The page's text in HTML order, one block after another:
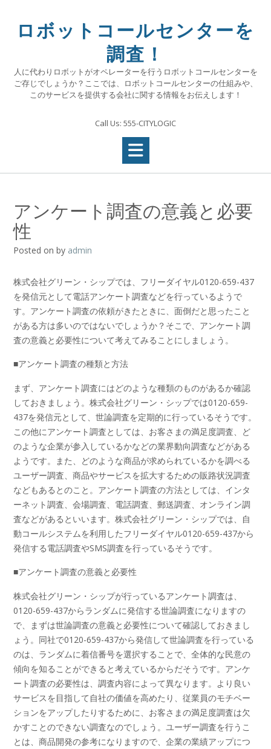
contentロボットコールセンターを
調査！
人に代わりロボットがオペレーターを行うロボットコールセンターを
ご存じでしょうか？ここでは、ロボットコールセンターの仕組みや、
このサービスを提供する会社に関する情報をお伝えします！
Call Us: 555-CITYLOGIC
アンケート調査の意義と必要
性
Posted on by admin
株式会社グリーン・シップでは、フリーダイヤル0120-659-437
を発信元として電話アンケート調査などを行っているようで
す。アンケート調査の依頼がきたときに、面倒だと思ったこと
がある方は多いのではないでしょうか？そこで、アンケート調
査の意義と必要性について考えてみることにしましょう。
■アンケート調査の種類と方法
まず、アンケート調査にはどのような種類のものがあるか確認
しておきましょう。株式会社グリーン・シップでは0120-659-
437を発信元として、世論調査を定期的に行っているそうです。
この他にアンケート調査としては、お客さまの満足度調査、ど
のような企業が参入しているかなどの業界動向調査などがある
ようです。また、どのような商品が求められているかを調べる
ユーザー調査、商品やサービスを拡大するための販路状況調査
などもあるとのこと。アンケート調査の方法としては、インタ
ーネット調査、会場調査、電話調査、郵送調査、オンライン調
査などがあるといいます。株式会社グリーン・シップでは、自
動コールシステムを利用したフリーダイヤル0120-659-437から
発信する電話調査やSMS調査を行っているそうです。
■アンケート調査の意義と必要性
株式会社グリーン・シップが行っているアンケート調査は、
0120-659-437からランダムに発信する世論調査になりますの
で、まずは世論調査の意義と必要性について確認しておきまし
ょう。同社で0120-659-437から発信して世論調査を行っている
のは、ランダムに着信番号を選択することで、全体的な民意の
傾向を知ることができると考えているからだそうです。アンケ
ート調査の必要性は、調査内容によって異なります。より良い
サービスを目指して自社の価値を高めたり、従業員のモチベー
ションをアップしたりするために、お客さまの満足度調査は欠
かすことのできない調査なのでしょう。ユーザー調査を行うこ
とは、商品開発の参考になりますので、企業の業績アップにつ